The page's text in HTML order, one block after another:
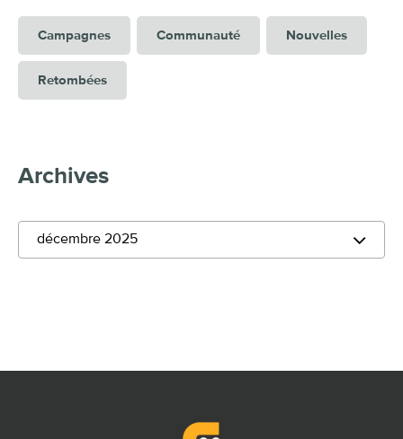
Campagnes Communauté Nouvelles
Retombées
Archives
décembre 2025